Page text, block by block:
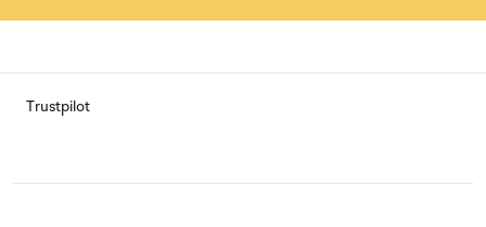
Trustpilot